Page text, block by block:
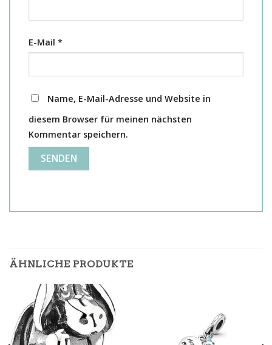
E-Mail *
Name, E-Mail-Adresse und Website in
diesem Browser für meinen nächsten
Kommentar speichern.
ÄHNLICHE PRODUKTE